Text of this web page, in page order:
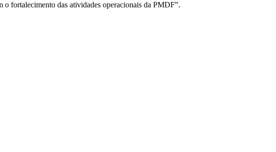
fortalecimento das atividades operacionais da PMDF”.